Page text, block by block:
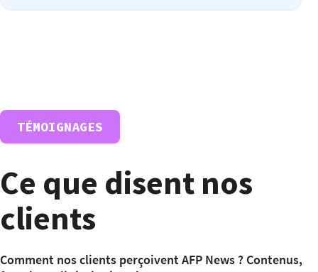
TÉMOIGNAGES
Ce que disent nos
clients
Comment nos clients perçoivent AFP News ? Contenus,
Ce que j’aime avec AFP News, c’est la
diversité de ses contenus.
On y trouve les dernières actualités et
photos de sujets stratégiques, comme la
guerre en Ukraine, mais aussi des vidéos sur